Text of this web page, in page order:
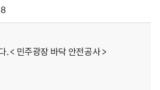
. < 민주광장 바닥 안전공사 >